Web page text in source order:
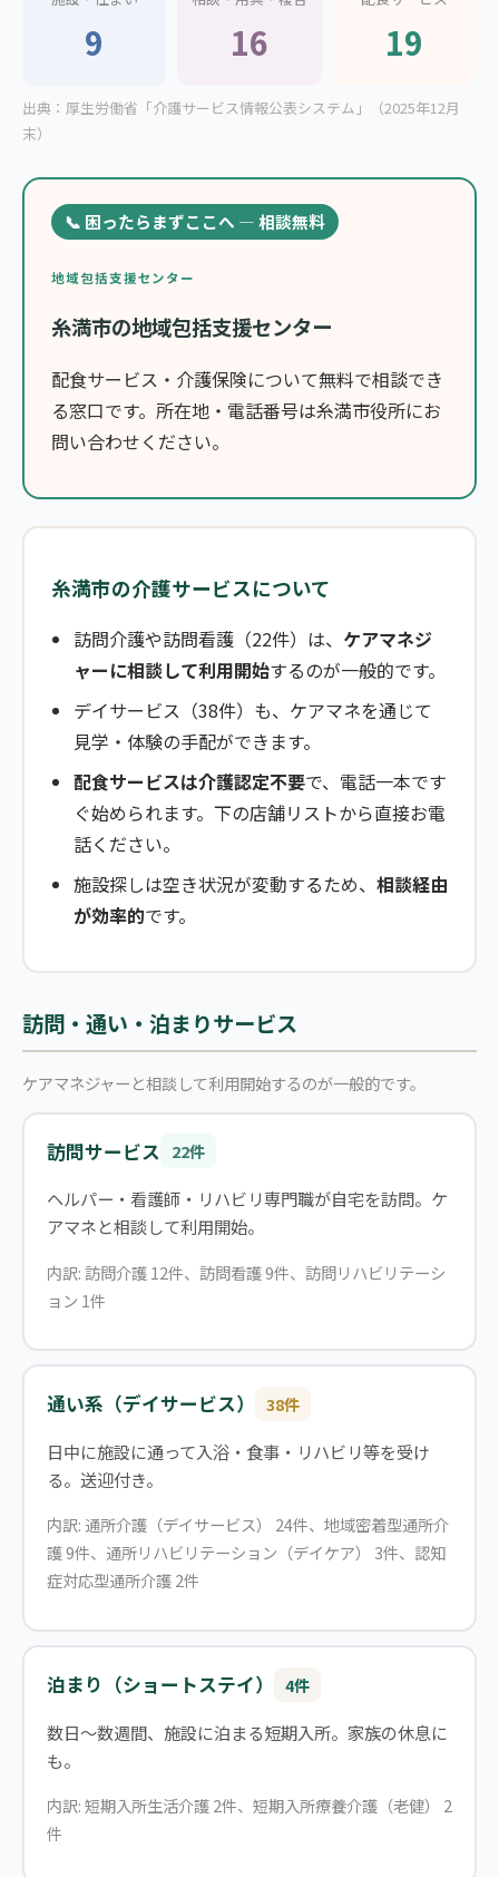
9 16 19
出典：厚生労働省「介護サービス情報公表システム」（2025年12月
末）
📞 困ったらまずここへ — 相談無料
地域包括支援センター
糸満市の地域包括支援センター
配食サービス・介護保険について無料で相談でき
る窓口です。所在地・電話番号は糸満市役所にお
問い合わせください。
糸満市の介護サービスについて
訪問介護や訪問看護（22件）は、 ケアマネジ
ャーに相談して利用開始するのが一般的です。
デイサービス（38件）も、ケアマネを通じて
見学・体験の手配ができます。
配食サービスは介護認定不要で、電話一本です
ぐ始められます。下の店舗リストから直接お電
話ください。
施設探しは空き状況が変動するため、 相談経由
が効率的です。
訪問・通い・泊まりサービス
ケアマネジャーと相談して利用開始するのが一般的です。
訪問サービス 22件
ヘルパー・看護師・リハビリ専門職が自宅を訪問。ケ
アマネと相談して利用開始。
内訳: 訪問介護 12件、訪問看護 9件、訪問リハビリテーシ
ョン 1件
通い系（デイサービス） 38件
日中に施設に通って入浴・食事・リハビリ等を受け
る。送迎付き。
内訳: 通所介護（デイサービス） 24件、地域密着型通所介
護 9件、通所リハビリテーション（デイケア） 3件、認知
症対応型通所介護 2件
泊まり（ショートステイ） 4件
数日〜数週間、施設に泊まる短期入所。家族の休息に
も。
内訳: 短期入所生活介護 2件、短期入所療養介護（老健） 2
件